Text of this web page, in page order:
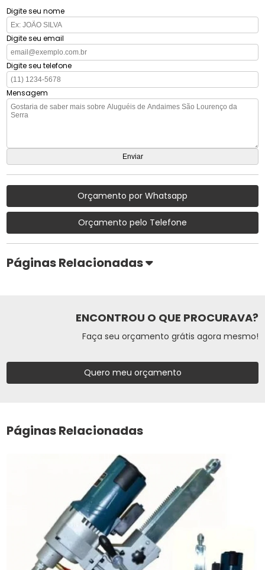
Digite seu nome
Digite seu email
Digite seu telefone
Mensagem
Orçamento por Whatsapp
Orçamento pelo Telefone
Páginas Relacionadas
ENCONTROU O QUE PROCURAVA?
Faça seu orçamento grátis agora mesmo!
Quero meu orçamento
Páginas Relacionadas